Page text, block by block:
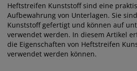
Heftstreifen Kunststoff sind eine
Aufbewahrung von Unterlagen. Sie
Kunststoff gefertigt und können auf
verwendet werden. In diesem Artikel
die Eigenschaften von Heftstreifen
verwendet werden können.